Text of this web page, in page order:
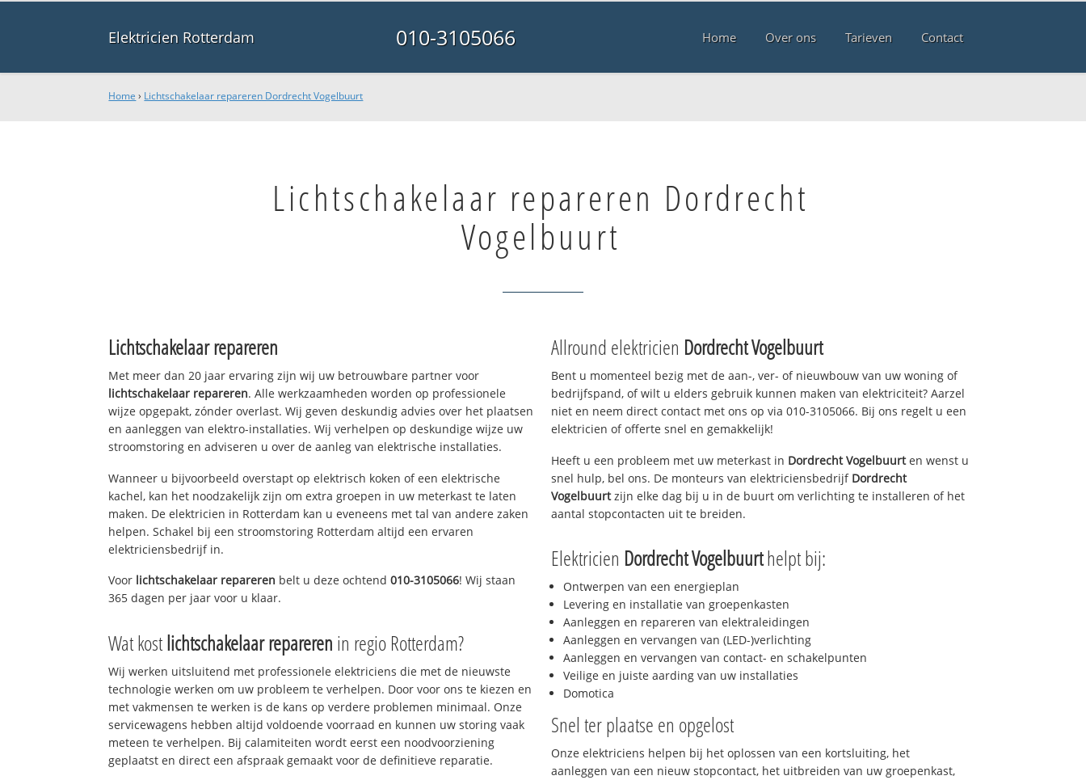
Elektricien Rotterdam 010-3105066 Home Over ons Tarieven Contact
Home › Lichtschakelaar repareren Dordrecht Vogelbuurt
Lichtschakelaar repareren Dordrecht
Vogelbuurt
Lichtschakelaar repareren
Met meer dan 20 jaar ervaring zijn wij uw betrouwbare partner voor
lichtschakelaar repareren. Alle werkzaamheden worden op professionele
wijze opgepakt, zónder overlast. Wij geven deskundig advies over het plaatsen
en aanleggen van elektro-installaties. Wij verhelpen op deskundige wijze uw
stroomstoring en adviseren u over de aanleg van elektrische installaties.
Wanneer u bijvoorbeeld overstapt op elektrisch koken of een elektrische
kachel, kan het noodzakelijk zijn om extra groepen in uw meterkast te laten
maken. De elektricien in Rotterdam kan u eveneens met tal van andere zaken
helpen. Schakel bij een stroomstoring Rotterdam altijd een ervaren
elektriciensbedrijf in.
Voor lichtschakelaar repareren belt u deze ochtend010-3105066! Wij staan
365 dagen per jaar voor u klaar.
Wat kostlichtschakelaar repareren in regio Rotterdam?
Wij werken uitsluitend met professionele elektriciens die met de nieuwste
technologie werken om uw probleem te verhelpen. Door voor ons te kiezen en
met vakmensen te werken is de kans op verdere problemen minimaal. Onze
servicewagens hebben altijd voldoende voorraad en kunnen uw storing vaak
meteen te verhelpen. Bij calamiteiten wordt eerst een noodvoorziening
geplaatst en direct een afspraak gemaakt voor de definitieve reparatie.
Allround elektricien Dordrecht Vogelbuurt
Bent u momenteel bezig met de aan-, ver- of nieuwbouw van uw woning of
bedrijfspand, of wilt u elders gebruik kunnen maken van elektriciteit? Aarzel
niet en neem direct contact met ons op via 010-3105066. Bij ons regelt u een
elektricien of offerte snel en gemakkelijk!
Heeft u een probleem met uw meterkast in Dordrecht Vogelbuurten wenst u
snel hulp, bel ons. De monteurs van elektriciensbedrijf Dordrecht
Vogelbuurtzijn elke dag bij u in de buurt om verlichting te installeren of het
aantal stopcontacten uit te breiden.
Elektricien Dordrecht Vogelbuurthelpt bij:
Ontwerpen van een energieplan
Levering en installatie van groepenkasten
Aanleggen en repareren van elektraleidingen
Aanleggen en vervangen van (LED-)verlichting
Aanleggen en vervangen van contact- en schakelpunten
Veilige en juiste aarding van uw installaties
Domotica
Snel ter plaatse en opgelost
Onze elektriciens helpen bij het oplossen van een kortsluiting, het
aanleggen van een nieuw stopcontact, het uitbreiden van uw groepenkast,